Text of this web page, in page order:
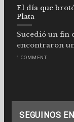
El día que
Plata
Sucedió un fin
encontraron
1 COMMENT
SEGUINOS